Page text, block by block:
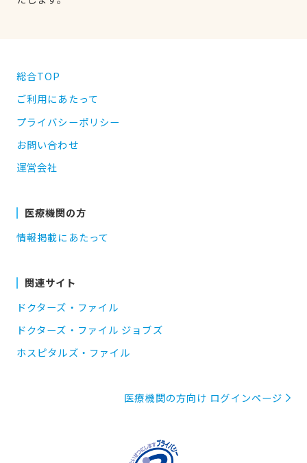
総合TOP
ご利用にあたって
プライバシーポリシー
お問い合わせ
運営会社
医療機関の方
情報掲載にあたって
関連サイト
ドクターズ・ファイル
ドクターズ・ファイル ジョブズ
ホスピタルズ・ファイル
医療機関の方向け ログインページ